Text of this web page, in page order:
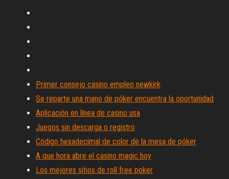
Primer consejo casino empleo newkirk
Se reparte una mano de póker encuentra la oportunidad
Aplicación en línea de casino usa
Juegos sin descarga o registro
Código hexadecimal de color de la mesa de póker
A que hora abre el casino magic hoy
Los mejores sitios de roll free poker